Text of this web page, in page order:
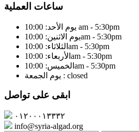
ساعات العملية
يوم الأحد: 10:00 am - 5:30pm
يوم الاثنين: 10:00am - 5:30pm
الثلاثاء: 10:00am - 5:30pm
الأربعاء: 10:00am - 5:30pm
الخميس: 10:00am - 5:30pm
يوم الجمعة : closed
ابقى على تواصل
٠١٢٠٠٠١٣٣٣٢
info@syria-algad.org